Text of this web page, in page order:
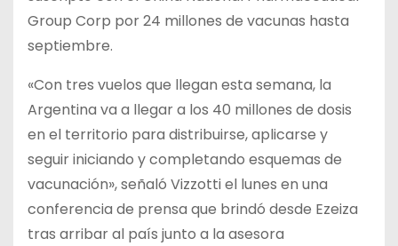
Group Corp por 24 millones de vacunas hasta
septiembre.
«Con tres vuelos que llegan esta semana, la
Argentina va a llegar a los 40 millones de dosis
en el territorio para distribuirse, aplicarse y
seguir iniciando y completando esquemas de
vacunación», señaló Vizzotti el lunes en una
conferencia de prensa que brindó desde Ezeiza
tras arribar al país junto a la asesora